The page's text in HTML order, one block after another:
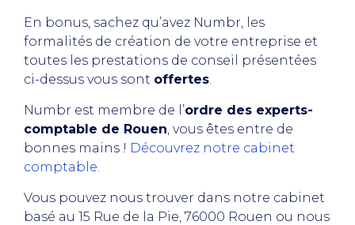
En bonus, sachez qu’avez Numbr, les
formalités de création de votre entreprise et
toutes les prestations de conseil présentées
ci-dessus vous sont offertes.
Numbr est membre de l’ordre des experts-
comptable de Rouen, vous êtes entre de
bonnes mains ! Découvrez notre cabinet
comptable.
Vous pouvez nous trouver dans notre cabinet
basé au 15 Rue de la Pie, 76000 Rouen ou nous